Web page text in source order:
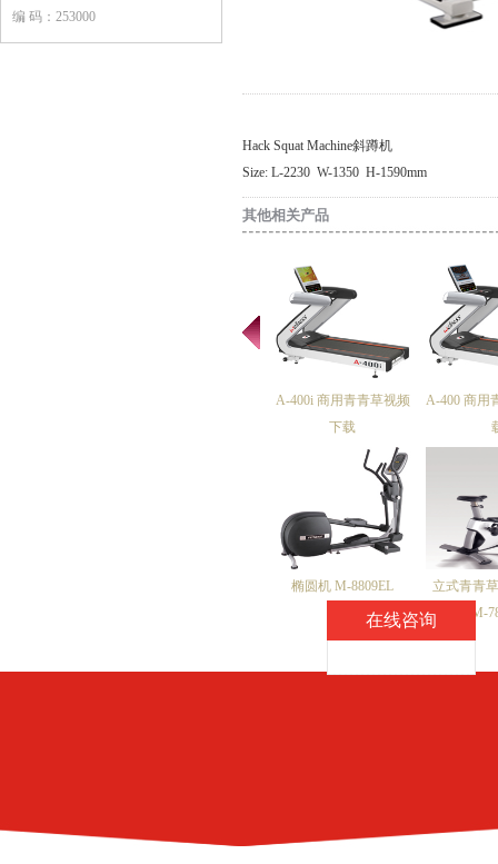
编 码：253000
Hack Squat Machine斜蹲机
Size: L-2230 W-1350 H-1590mm
其他相关产品
A-400i 商用青青草视频
下载
A-400 商用
椭圆机 M-8809EL
立式青青
M-
在线咨询